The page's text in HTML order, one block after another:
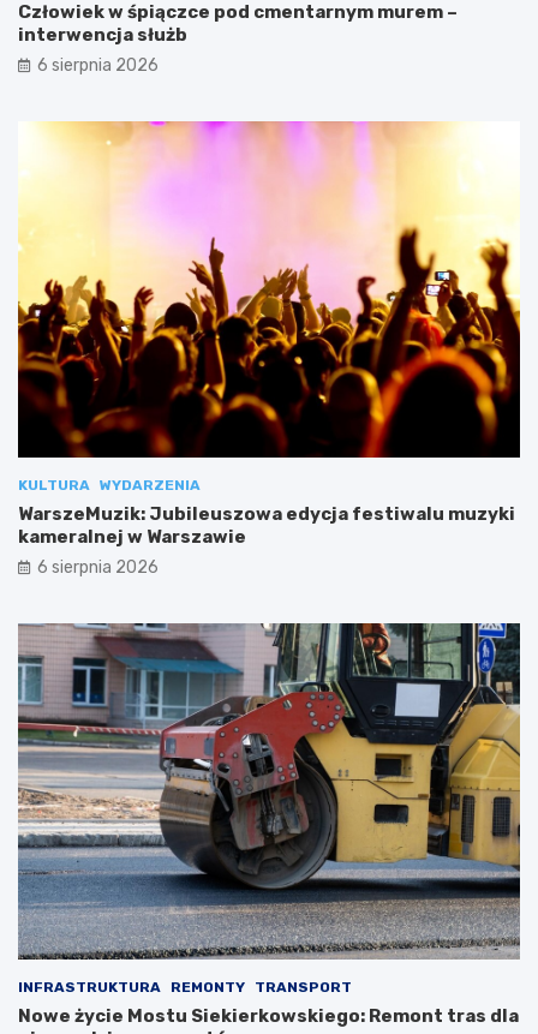
Człowiek w śpiączce pod cmentarnym murem –
interwencja służb
6 sierpnia 2026
KULTURA WYDARZENIA
WarszeMuzik: Jubileuszowa edycja festiwalu muzyki
kameralnej w Warszawie
6 sierpnia 2026
INFRASTRUKTURA REMONTY TRANSPORT
Nowe życie Mostu Siekierkowskiego: Remont tras dla